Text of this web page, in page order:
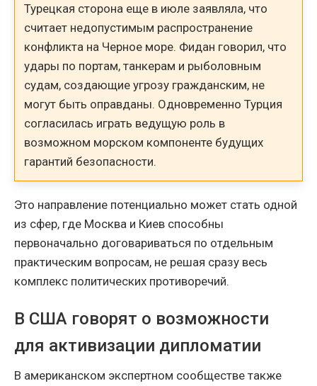
Турецкая сторона еще в июле заявляла, что
считает недопустимым распространение
конфликта на Черное море. Фидан говорил, что
удары по портам, танкерам и рыболовным
судам, создающие угрозу гражданским, не
могут быть оправданы. Одновременно Турция
согласилась играть ведущую роль в
возможном морском компоненте будущих
гарантий безопасности.
Это направление потенциально может стать одной
из сфер, где Москва и Киев способны
первоначально договариваться по отдельным
практическим вопросам, не решая сразу весь
комплекс политических противоречий.
В США говорят о возможности
для активизации дипломатии
В американском экспертном сообществе также